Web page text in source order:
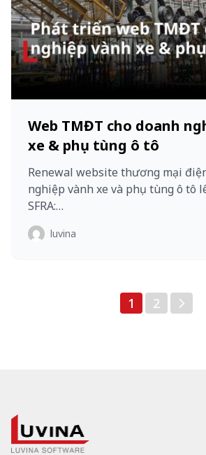
Web TMĐT cho doanh
xe & phụ tùng ô tô​
Renewal website thương mại
nghiệp vành xe và phụ tùng ô tô
SFRA:…
luvina
1 2